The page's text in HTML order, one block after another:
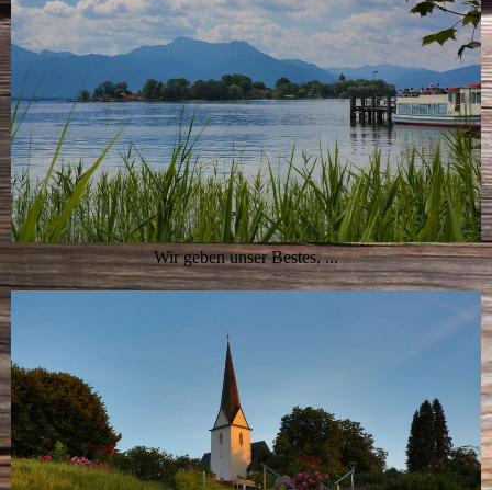
Wir geben unser Bestes, ...